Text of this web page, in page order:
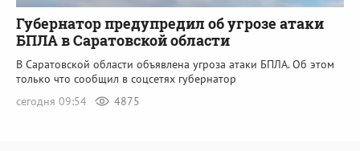
Губернатор предупредил об угрозе атаки
БПЛА в Саратовской области
В Саратовской области объявлена угроза атаки БПЛА. Об этом
только что сообщил в соцсетях губернатор
сегодня 09:54
4875